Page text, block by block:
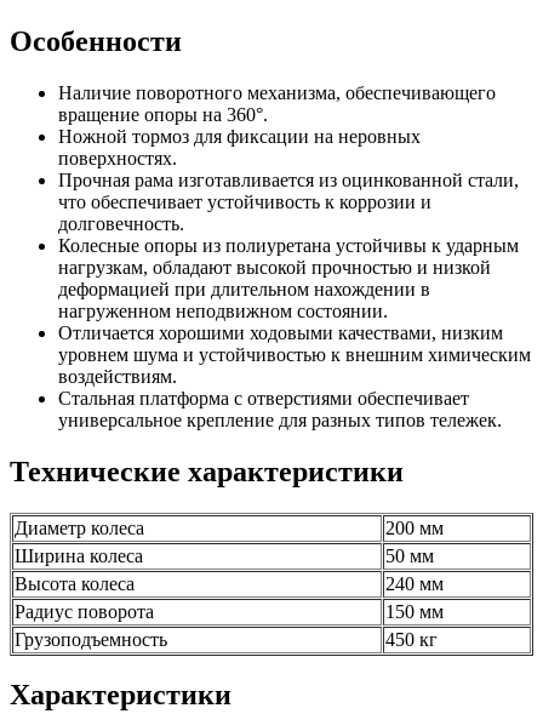
Особенности
Наличие поворотного механизма, обеспечивающего
вращение опоры на 360°.
Ножной тормоз для фиксации на неровных
поверхностях.
Прочная рама изготавливается из оцинкованной стали,
что обеспечивает устойчивость к коррозии и
долговечность.
Колесные опоры из полиуретана устойчивы к ударным
нагрузкам, обладают высокой прочностью и низкой
деформацией при длительном нахождении в
нагруженном неподвижном состоянии.
Отличается хорошими ходовыми качествами, низким
уровнем шума и устойчивостью к внешним химическим
воздействиям.
Стальная платформа с отверстиями обеспечивает
универсальное крепление для разных типов тележек.
Технические характеристики
Диаметр колеса
200 мм
Ширина колеса
50 мм
Высота колеса
240 мм
Радиус поворота
150 мм
Грузоподъемность
450 кг
Характеристики